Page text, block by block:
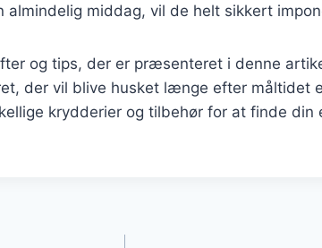
almindelig middag, vil de helt sikkert
og tips, der er præsenteret i denne
der vil blive husket længe efter måltidet
krydderier og tilbehør for at finde din